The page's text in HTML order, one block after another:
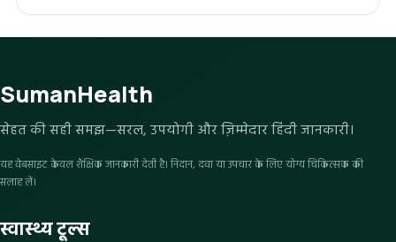
SumanHealth
सेहत की सही समझ—सरल, उपयोगी और ज़िम्मेदार हिंदी जानकारी।
यह वेबसाइट केवल शैक्षिक जानकारी देती है। निदान, दवा या उपचार के लिए योग्य चिकित्सक की
सलाह लें।
स्वास्थ्य टूल्स